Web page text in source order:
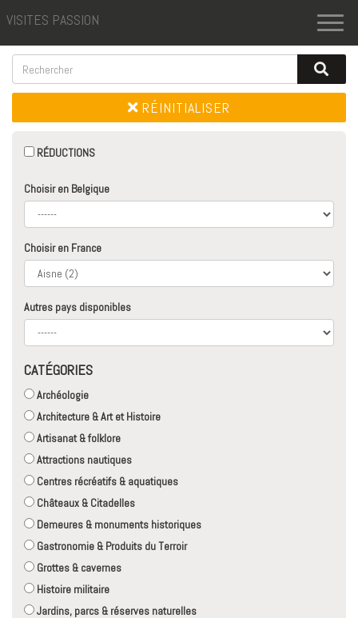
VISITES PASSION
RÉINITIALISER
RÉDUCTIONS
Choisir en Belgique
Choisir en France
Autres pays disponibles
CATÉGORIES
Archéologie
Architecture & Art et Histoire
Artisanat & folklore
Attractions nautiques
Centres récréatifs & aquatiques
Châteaux & Citadelles
Demeures & monuments historiques
Gastronomie & Produits du Terroir
Grottes & cavernes
Histoire militaire
Jardins, parcs & réserves naturelles